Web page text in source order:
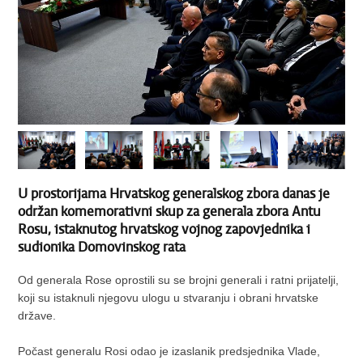
U prostorijama Hrvatskog generalskog zbora danas je
održan komemorativni skup za generala zbora Antu
Rosu, istaknutog hrvatskog vojnog zapovjednika i
sudionika Domovinskog rata
Od generala Rose oprostili su se brojni generali i ratni prijatelji,
koji su istaknuli njegovu ulogu u stvaranju i obrani hrvatske
države.
Počast generalu Rosi odao je izaslanik predsjednika Vlade,